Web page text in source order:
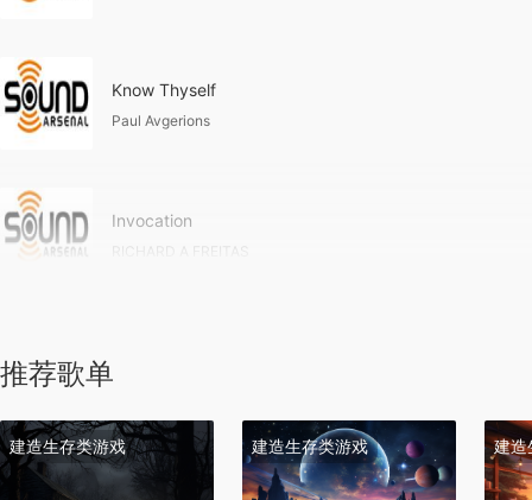
Know Thyself
Paul Avgerions
Invocation
推荐歌单
建造生存类游戏 建造生存类游戏 建造